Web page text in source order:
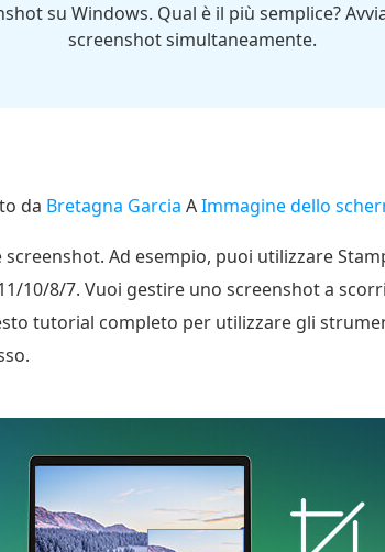
su Windows. Qual è il più semplice?
screenshot simultaneamente.
da Bretagna Garcia AImmagine dello
Ad esempio, puoi utilizzare
10/8/7. Vuoi gestire uno screenshot a
tutorial completo per utilizzare gli